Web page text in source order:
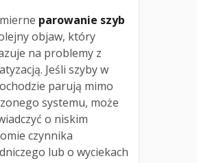
parowanie szyb
objaw, który
na problemy z
Jeśli szyby w
parują mimo
systemu, może
o niskim
czynnika
lub o wyciekach